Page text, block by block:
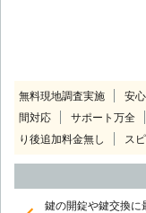
無料現地調査実施 安
間対応
サポート万全
り後追加料金無し
ス
鍵の開錠や鍵交換に